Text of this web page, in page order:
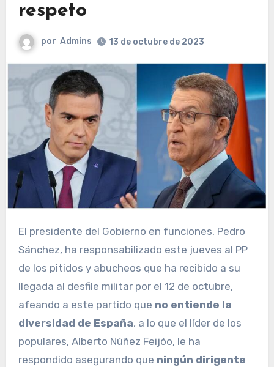
respeto
por Admins 13 de octubre de 2023
El presidente del Gobierno en funciones, Pedro
Sánchez, ha responsabilizado este jueves al PP
de los pitidos y abucheos que ha recibido a su
llegada al desfile militar por el 12 de octubre,
afeando a este partido que no entiende la
diversidad de España, a lo que el líder de los
populares, Alberto Núñez Feijóo, le ha
respondido asegurando que ningún dirigente